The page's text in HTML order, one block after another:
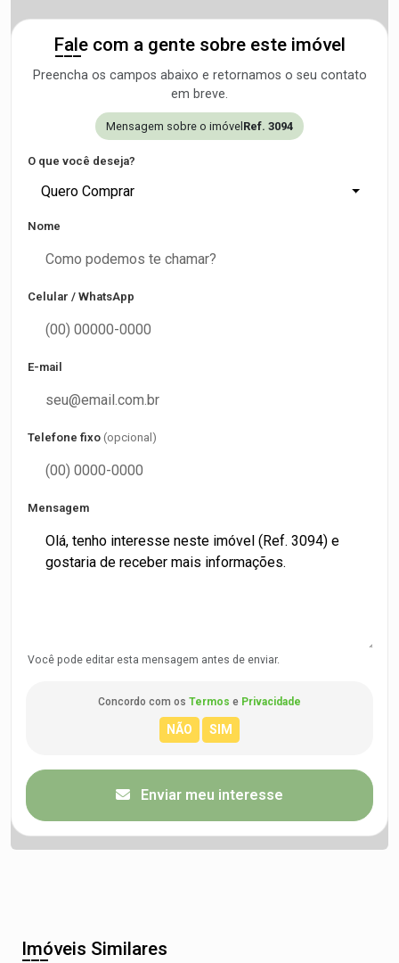
Fale com a gente sobre este imóvel
Preencha os campos abaixo e retornamos o seu contato
em breve.
Mensagem sobre o imóvel Ref. 3094
O que você deseja?
Quero Comprar
Nome
Celular / WhatsApp
E-mail
Telefone fixo (opcional)
Mensagem
Você pode editar esta mensagem antes de enviar.
Concordo com os Termos e Privacidade
Enviar meu interesse
Imóveis Similares